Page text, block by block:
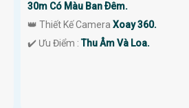
30m Có Màu Ban Ðêm.
👑 Thiết Kế CameraXoay 360.
️✔️ Ưu Điểm :Thu Âm Và Loa.